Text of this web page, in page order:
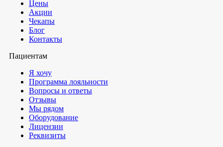
Цены
Акции
Чекапы
Блог
Контакты
Пациентам
Я хочу
Программа лояльности
Вопросы и ответы
Отзывы
Мы рядом
Оборудование
Лицензии
Реквизиты